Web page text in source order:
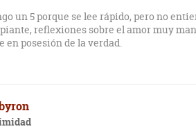
un 5 porque se lee rápido, pero no
reflexiones sobre el amor muy
en posesión de la verdad.